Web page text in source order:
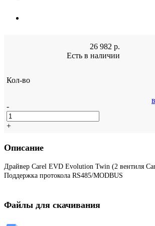
26 982 р.
Есть в наличии
Кол-во
-
+
Описание
Драйвер Carel EVD Evolution Twin (2 вентиля
Поддержка протокола RS485/MODBUS
Файлы для скачивания